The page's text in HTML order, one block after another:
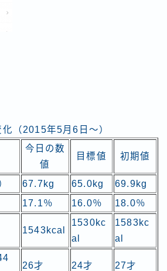
（2015年5月6日～）
今日の数
値
目標値 初期値
67.7kg 65.0kg
69.9kg
17.1％ 16.0％ 18.0％
1543kcal
1530kc
al
1583kc
al
26才 24才 27才